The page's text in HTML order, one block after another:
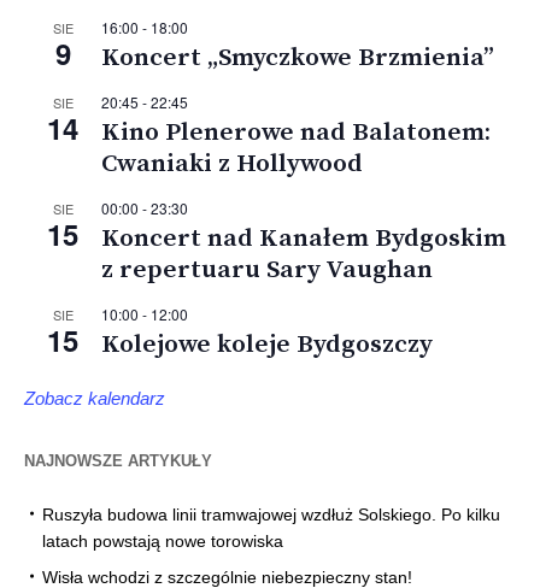
SIE
9
16:00 - 18:00
Koncert „Smyczkowe Brzmienia”
SIE
14
20:45 -22:45
Kino Plenerowe nad Balatonem:
Cwaniaki z Hollywood
SIE
15
00:00 -23:30
Koncert nad Kanałem Bydgoskim
z repertuaru Sary Vaughan
SIE
15
10:00 - 12:00
Kolejowe koleje Bydgoszczy
Zobacz kalendarz
NAJNOWSZE ARTYKUŁY
Ruszyła budowa linii tramwajowej wzdłuż Solskiego. Po kilku
latach powstają nowe torowiska
Wisła wchodzi z szczególnie niebezpieczny stan!